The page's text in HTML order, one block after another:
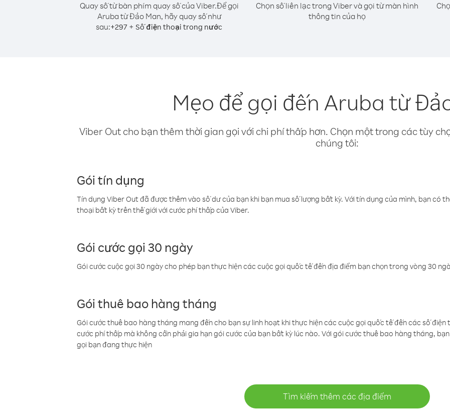
Quay số từ bàn phím quay số của Viber.Để gọi
Aruba từ Đảo Man, hãy quay số như
sau:+297 + Số điện thoại trong nước
Chọn số liên lạc trong Viber và gọi từ màn hình
thông tin của họ
Mẹo để gọi đến Aruba từ
Viber Out cho bạn thêm thời gian gọi với chi phí thấp hơn. Chọn một trong các tùy
chúng tôi:
Gói tín dụng
Tín dụng Viber Out đã được thêm vào số dư của bạn khi bạn mua số lượng bất kỳ. Với tín dụng của mình, bạn có
thoại bất kỳ trên thế giới với cước phí thấp của Viber.
Gói cước gọi 30 ngày
Gói cước cuộc gọi 30 ngày cho phép bạn thực hiện các cuộc gọi quốc tế đến địa điểm bạn chọn trong vòng 30
Gói thuê bao hàng tháng
Gói cước thuê bao hàng tháng mang đến cho bạn sự linh hoạt khi thực hiện các cuộc gọi quốc tế đến các số điện
cước phí thấp mà không cần phải gia hạn gói cước của bạn bất kỳ lúc nào. Với gói cước thuê bao hàng tháng,
gọi bạn đang thực hiện
Tìm kiếm thêm các địa điểm